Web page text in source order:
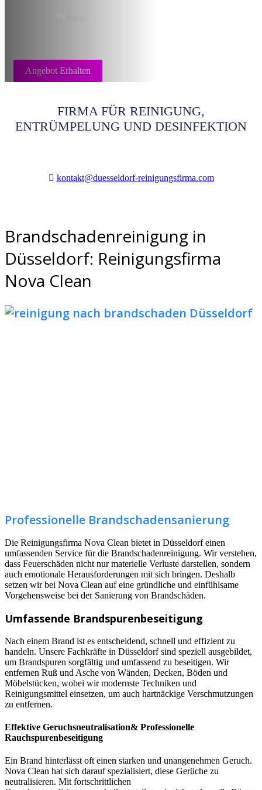
Angebot Erhalten
FIRMA FÜR REINIGUNG,
ENTRÜMPELUNG UND DESINFEKTION
kontakt@duesseldorf-reinigungsfirma.com
Brandschadenreinigung in
Düsseldorf: Reinigungsfirma
Nova Clean
Professionelle Brandschadensanierung
Die Reinigungsfirma Nova Clean bietet in Düsseldorf einen
umfassenden Service für die Brandschadenreinigung. Wir verstehen,
dass Feuerschäden nicht nur materielle Verluste darstellen, sondern
auch emotionale Herausforderungen mit sich bringen. Deshalb
setzen wir bei Nova Clean auf eine gründliche und einfühlsame
Vorgehensweise bei der Sanierung von Brandschäden.
Umfassende Brandspurenbeseitigung
Nach einem Brand ist es entscheidend, schnell und effizient zu
handeln. Unsere Fachkräfte in Düsseldorf sind speziell ausgebildet,
um Brandspuren sorgfältig und umfassend zu beseitigen. Wir
entfernen Ruß und Asche von Wänden, Decken, Böden und
Möbelstücken, wobei wir modernste Techniken und
Reinigungsmittel einsetzen, um auch hartnäckige Verschmutzungen
zu entfernen.
Effektive Geruchsneutralisation& Professionelle
Rauchspurenbeseitigung
Ein Brand hinterlässt oft einen starken und unangenehmen Geruch.
Nova Clean hat sich darauf spezialisiert, diese Gerüche zu
neutralisieren. Mit fortschrittlichen